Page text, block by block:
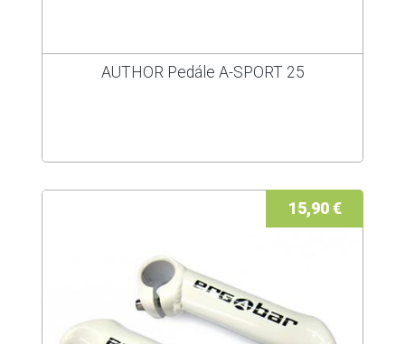
AUTHOR Pedále A-SPORT 25
15,90 €